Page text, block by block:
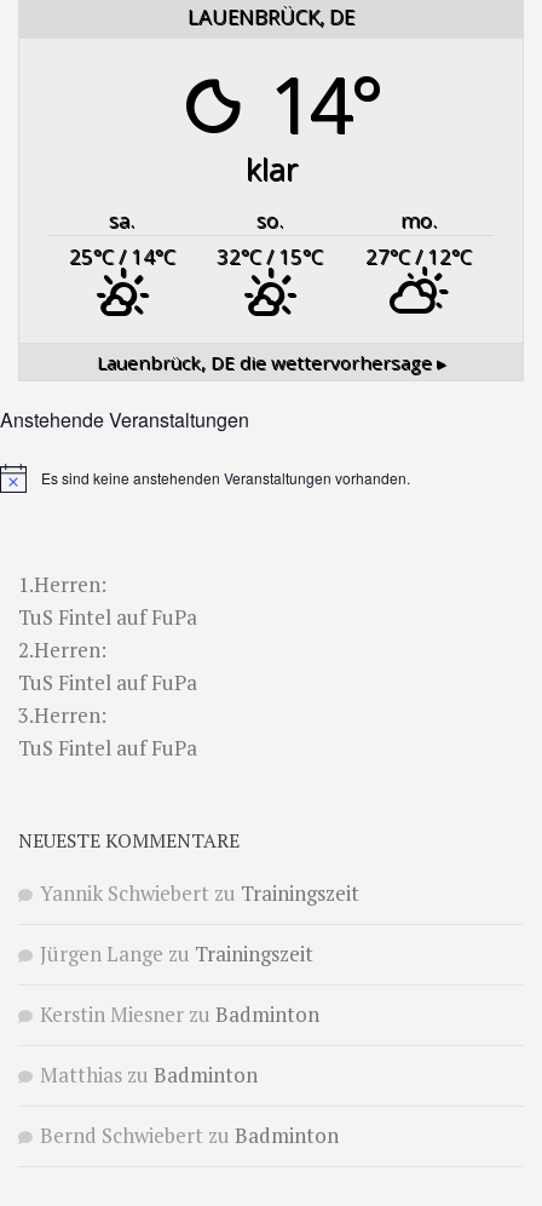
LAUENBRÜCK, DE
14°
klar
sa. so.
mo.
25°C/ 14°C 32°C/ 15°C 27°C/ 12°C
Lauenbrück, DEdie wettervorhersage ▸
Anstehende Veranstaltungen
HinweisEs sind keine anstehenden Veranstaltungen vorhanden.
1.Herren:
TuS Fintel auf FuPa
2.Herren:
TuS Fintel auf FuPa
3.Herren:
TuS Fintel auf FuPa
NEUESTE KOMMENTARE
Yannik Schwiebert zu Trainingszeit
Jürgen Lange zu Trainingszeit
Kerstin Miesner zu Badminton
Matthias zu Badminton
Bernd Schwiebert zu Badminton